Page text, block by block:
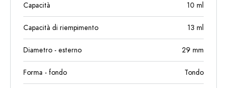
Capacità 10 ml
Capacità di riempimento 13 ml
Diametro - esterno 29 mm
Forma - fondo Tondo